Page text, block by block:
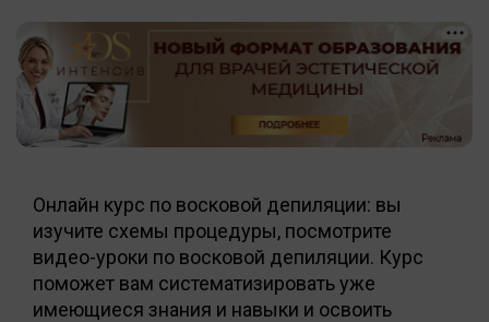
Онлайн курс по восковой депиляции: вы
изучите схемы процедуры, посмотрите
видео-уроки по восковой депиляции. Курс
поможет вам систематизировать уже
имеющиеся знания и навыки и освоить